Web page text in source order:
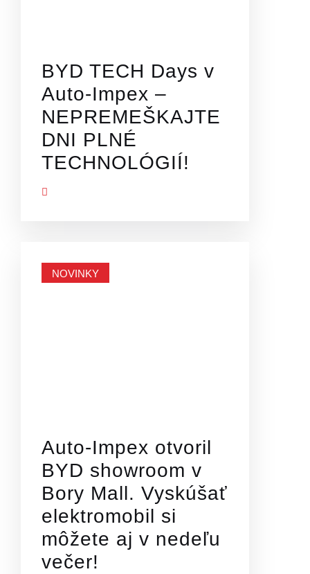
BYD TECH Days v
Auto-Impex –
NEPREMEŠKAJTE
DNI PLNÉ
TECHNOLÓGIÍ!
NOVINKY
Auto-Impex otvoril
BYD showroom v
Bory Mall. Vyskúšať
elektromobil si
môžete aj v nedeľu
večer!